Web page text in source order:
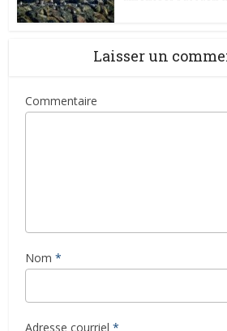
Laisser un
Commentaire
Nom *
Adresse courriel *